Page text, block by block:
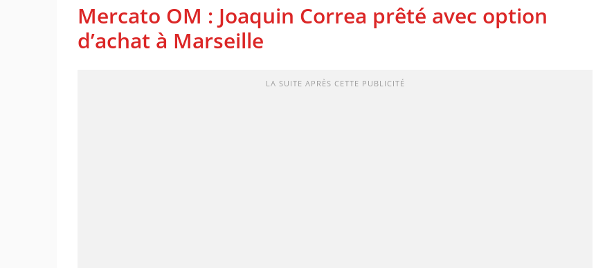
Mercato OM : Joaquin Correa prêté avec option
d’achat à Marseille
LA SUITE APRÈS CETTE PUBLICITÉ